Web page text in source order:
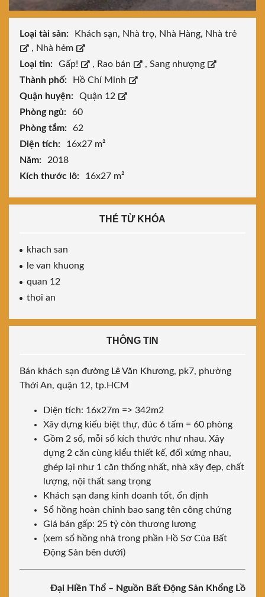
Loại tài sản:
Khách sạn, Nhà trọ, Nhà Hàng, Nhà trẻ
, Nhà hẻm
Loại tin:
Gấp! , Rao bán , Sang nhượng
Thành phố:
Hồ Chí Minh
Quận huyện:
Quận 12
Phòng ngủ:
60
Phòng tắm:
62
Diện tích:
16x27 m²
Năm:
2018
Kích thước lô:
16x27 m²
THẺ TỪ KHÓA
khach san
le van khuong
quan 12
thoi an
THÔNG TIN
Bán khách sạn đường Lê Văn Khương, pk7, phường
Thới An, quận 12, tp.HCM
Diện tích: 16x27m => 342m2
Xây dựng kiểu biệt thự, đúc 6 tấm = 60 phòng
Gồm 2 sổ, mỗi sổ kích thước như nhau. Xây
dựng 2 căn cùng kiểu thiết kế, đối xứng nhau,
ghép lại như 1 căn thống nhất, nhà xây đẹp, chất
lượng, nội thất sang trọng
Khách sạn đang kinh doanh tốt, ổn định
Sổ hồng hoàn chỉnh bao sang tên công chứng
Giá bán gấp: 25 tỷ còn thương lương
(xem sổ hồng nhà trong phần Hồ Sơ Của Bất
Động Sản bên dưới)
Đại Hiền Thổ – Nguồn Bất Động Sản Khổng Lồ